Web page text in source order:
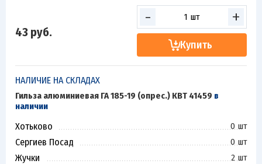
43 руб.
- +
Купить
НАЛИЧИЕ НА СКЛАДАХ
Гильза алюминиевая ГА 185-19 (опрес.) КВТ 41459 в
наличии
Хотьково 0 шт
Сергиев Посад 0 шт
Жучки 2 шт